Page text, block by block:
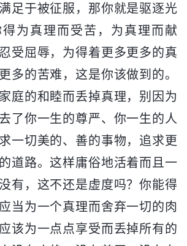
足于被征服，那你就是驱逐光
为真理而受苦，为真理而献
受屈辱，为得着更多更多的真
多的苦难，这是你该做到的。
庭的和睦而丢掉真理，别因为
了你一生的尊严、你一生的人
一切美的、善的事物，追求更
道路。这样庸俗地活着而且一
有，这不还是虚度吗？你能得
当为一个真理而舍弃一切的肉
该为一点点享受而丢掉所有的